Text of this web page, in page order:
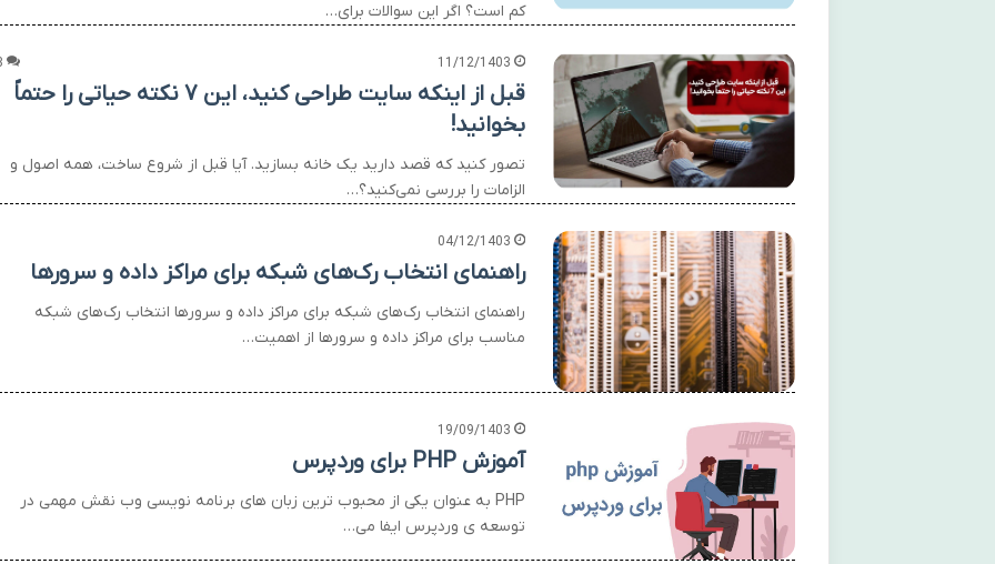
کم است؟ اگر این سوالات برای…
11/12/1403
قبل از اینکه سایت طراحی کنید، این ۷ نکته حیاتی را حتماً
بخوانید!
تصور کنید که قصد دارید یک خانه بسازید. آیا قبل از شروع ساخت، همه اصول و
الزامات را بررسی نمی‌کنید؟…
04/12/1403
راهنمای انتخاب رک‌های شبکه برای مراکز داده و سرورها
راهنمای انتخاب رک‌های شبکه برای مراکز داده و سرورها انتخاب رک‌های شبکه
مناسب برای مراکز داده و سرورها از اهمیت…
19/09/1403
آموزش PHP برای وردپرس
PHP به عنوان یکی از محبوب ترین زبان های برنامه نویسی وب نقش مهمی در
توسعه ی وردپرس ایفا می…